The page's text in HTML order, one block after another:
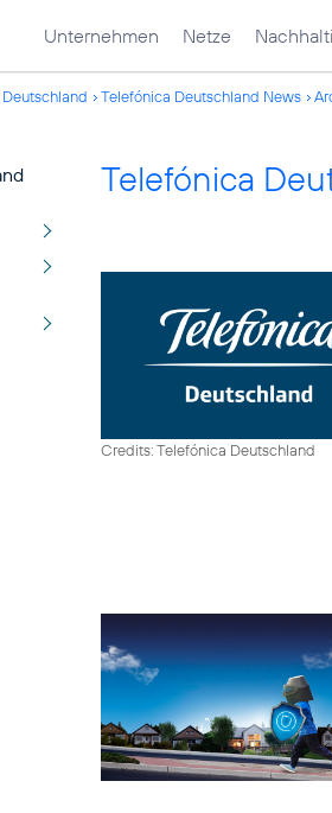
Unternehmen Netze
Telefónica Deutschland News
Telefónica
Credits: Telefónica Deutschland